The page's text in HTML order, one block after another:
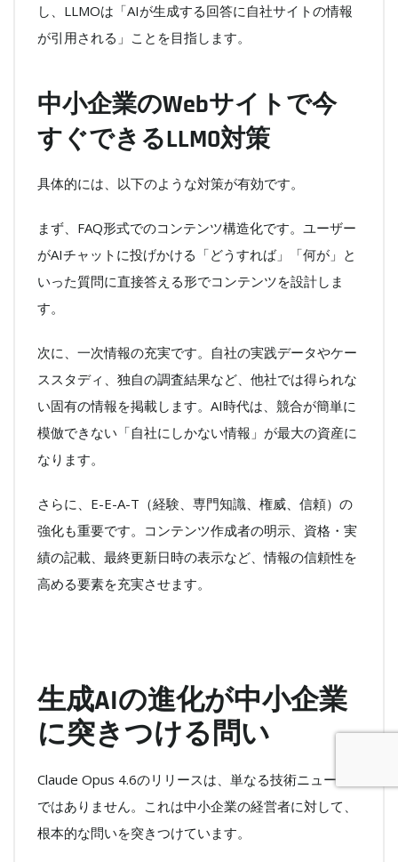
し、LLMOは「AIが生成する回答に自社サイトの情報
が引用される」ことを目指します。
中小企業のWebサイトで今
すぐできるLLMO対策
具体的には、以下のような対策が有効です。
まず、FAQ形式でのコンテンツ構造化です。ユーザー
がAIチャットに投げかける「どうすれば」「何が」と
いった質問に直接答える形でコンテンツを設計しま
す。
次に、一次情報の充実です。自社の実践データやケー
ススタディ、独自の調査結果など、他社では得られな
い固有の情報を掲載します。AI時代は、競合が簡単に
模倣できない「自社にしかない情報」が最大の資産に
なります。
さらに、E-E-A-T（経験、専門知識、権威、信頼）の
強化も重要です。コンテンツ作成者の明示、資格・実
績の記載、最終更新日時の表示など、情報の信頼性を
高める要素を充実させます。
生成AIの進化が中小企業
に突きつける問い
Claude Opus 4.6のリリースは、単なる技術ニュース
ではありません。これは中小企業の経営者に対して、
根本的な問いを突きつけています。